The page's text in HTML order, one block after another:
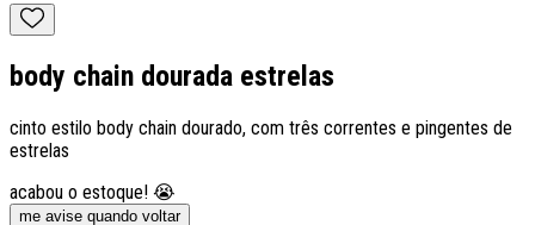
body chain dourada estrelas
cinto estilo body chain dourado, com três correntes e pingentes de
estrelas
acabou o estoque! 😭
me avise quando voltar